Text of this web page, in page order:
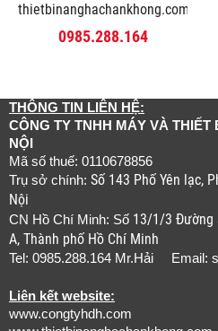
thietbinanghachankhong.com
0985.288.164
THÔNG TIN LIÊN HỆ:
CÔNG TY TNHH MÁY VÀ THIẾT
NỘI
Mã số thuế: 0110678856
Trụ sở chính: Số 143 Phố Yên lạc,
Nội
CN Hồ Chí Minh: Số 13/1/3 Đường
A, Thành phố Hồ Chí Minh
Tel: 0985.288.164 Mr.Hải Email:
Liên kết website:
www.congtyhdh.com